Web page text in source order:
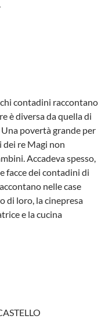
contadini raccontano
è diversa da quella di
povertà grande per
dei re Magi non
Accadeva spesso,
facce dei contadini di
nelle case
di loro, la cinepresa
e la cucina